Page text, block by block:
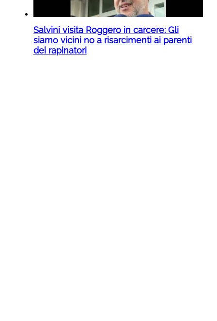
Salvini visita Roggero in carcere: Gli
siamo vicini no a risarcimenti ai parenti
dei rapinatori